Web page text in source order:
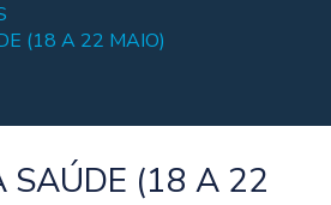
(18 A 22 MAIO)
SAÚDE (18 A 22